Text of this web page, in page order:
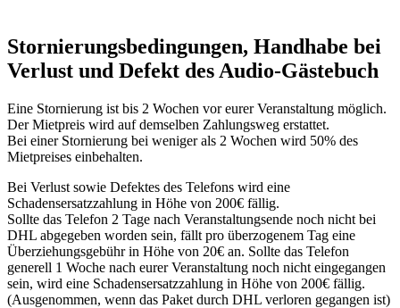
Stornierungsbedingungen, Handhabe bei
Verlust und Defekt des Audio-Gästebuch
Eine Stornierung ist bis 2 Wochen vor eurer Veranstaltung möglich.
Der Mietpreis wird auf demselben Zahlungsweg erstattet.
Bei einer Stornierung bei weniger als 2 Wochen wird 50% des
Mietpreises einbehalten.
Bei Verlust sowie Defektes des Telefons wird eine
Schadensersatzzahlung in Höhe von 200€ fällig.
Sollte das Telefon 2 Tage nach Veranstaltungsende noch nicht bei
DHL abgegeben worden sein, fällt pro überzogenem Tag eine
Überziehungsgebühr in Höhe von 20€ an. Sollte das Telefon
generell 1 Woche nach eurer Veranstaltung noch nicht eingegangen
sein, wird eine Schadensersatzzahlung in Höhe von 200€ fällig.
(Ausgenommen, wenn das Paket durch DHL verloren gegangen ist)